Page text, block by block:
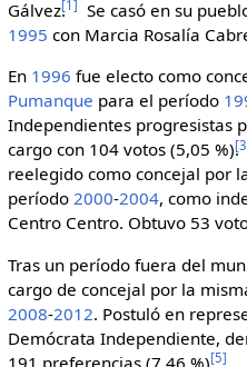
Gálvez.
[1 ] Se casó en su
1995 con Marcia Rosalía
En 1996 fue electo como
Pumanque para el período
Independientes progresistas
cargo con 104 votos (5,05 %).[3
reelegido como concejal por
período 2000-2004, como
Centro Centro. Obtuvo 53
Tras un período fuera del
cargo de concejal por la
2008-2012. Postuló en
Demócrata Independiente,
191 preferencias (7,46 %).[5]